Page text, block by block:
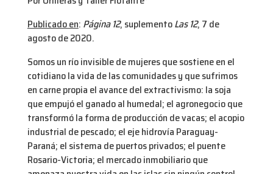
Publicado en: Página 12, suplementoLas 12, 7 de
agosto de 2020.
Somos un río invisible de mujeres que sostiene en el
cotidiano la vida de las comunidades y que sufrimos
en carne propia el avance del extractivismo: la soja
que empujó el ganado al humedal; el agronegocio que
transformó la forma de producción de vacas; el acopio
industrial de pescado; el eje hidrovía Paraguay-
Paraná; el sistema de puertos privados; el puente
Rosario-Victoria; el mercado inmobiliario que